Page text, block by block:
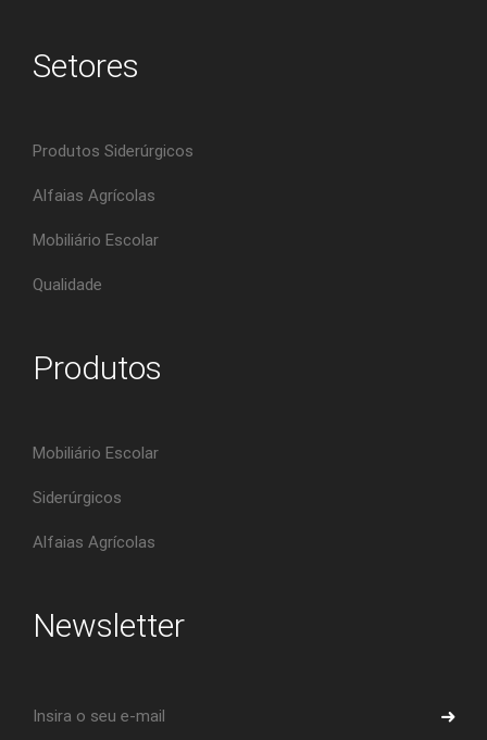
Setores
Produtos Siderúrgicos
Alfaias Agrícolas
Mobiliário Escolar
Qualidade
Produtos
Mobiliário Escolar
Siderúrgicos
Alfaias Agrícolas
Newsletter